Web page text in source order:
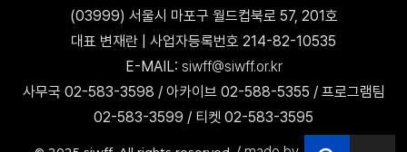
(03999) 서울시 마포구 월드컵북로 57, 201호
대표 변재란 | 사업자등록번호 214-82-10535
E-MAIL: siwff@siwff.or.kr
사무국 02-583-3598 / 아카이브 02-588-5355 / 프로그램팀
02-583-3599 / 티켓 02-583-3595